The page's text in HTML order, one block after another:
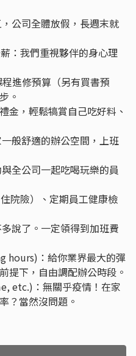
公司全體放假，長週末就
：我們重視夥伴的身心理
進修預算（另有買書預
。
，輕鬆犒賞自己吃好料、
般舒適的辦公空間，上班
全公司一起吃喝玩樂的員
院險）、定期員工健康檢
說了。一定領得到加班費
：給你業界最大的彈
提下，自由調配辦公時段。
etc.)：無關乎疫情！在家
？當然沒問題。